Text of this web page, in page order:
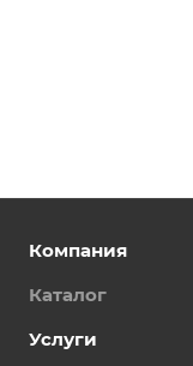
Компания
Каталог
Услуги